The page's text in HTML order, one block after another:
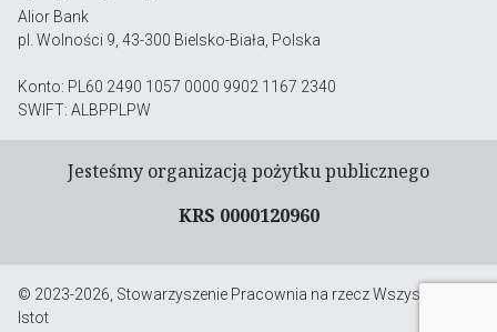
Alior Bank
pl. Wolności 9, 43-300 Bielsko-Biała, Polska
Konto: PL60 2490 1057 0000 9902 1167 2340
SWIFT: ALBPPLPW
Jesteśmy organizacją pożytku publicznego
KRS 0000120960
© 2023-2026, Stowarzyszenie Pracownia na rzecz Wszystkich
Istot